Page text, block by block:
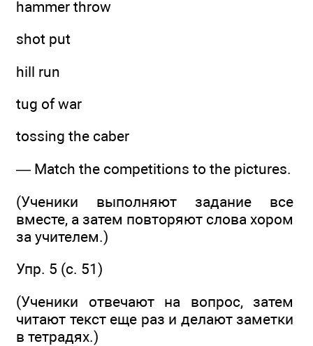
hammer throw
shot put
hill run
tug of war
tossing the caber
— Match the competitions to the pictures.
(Ученики выполняют задание все
вместе, а затем повторяют слова хором
за учителем.)
Упр. 5 (с. 51)
(Ученики отвечают на вопрос, затем
читают текст еще раз и делают заметки
в тетрадях.)